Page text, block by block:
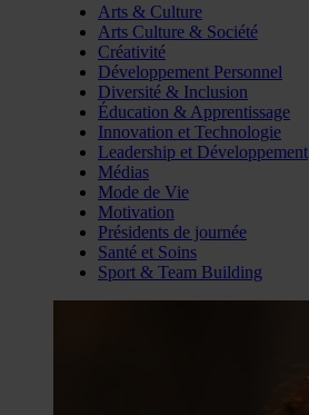
Arts & Culture
Arts Culture & Société
Créativité
Développement Personnel
Diversité & Inclusion
Éducation & Apprentissage
Innovation et Technologie
Leadership et Développement
Médias
Mode de Vie
Motivation
Présidents de journée
Santé et Soins
Sport & Team Building